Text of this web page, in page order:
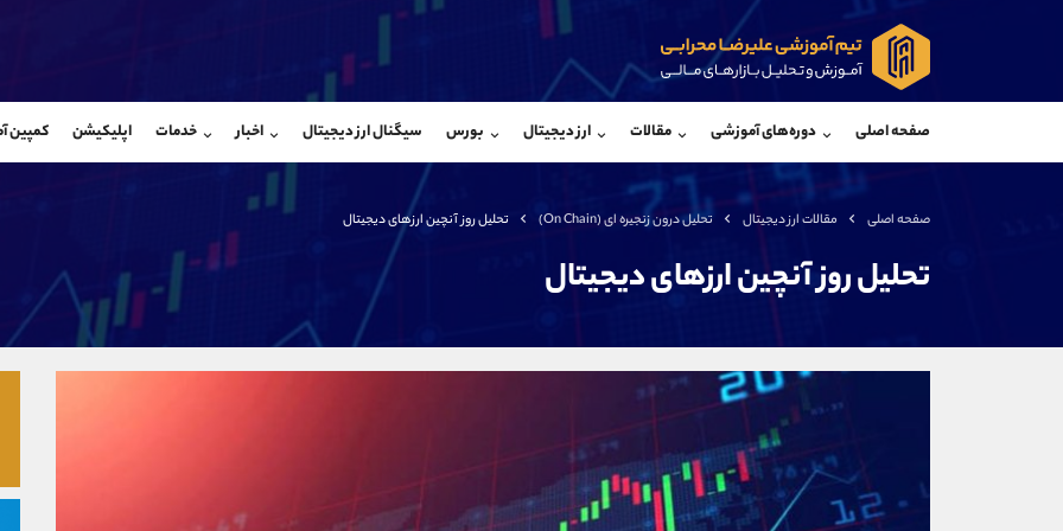
صفحه اصلی دوره‌های آموزشی مقالات ارز دیجیتال بورس سیگنال ارز دیجیتال اخبار خدمات اپلیکیشن کمپین
صفحه اصلی مقالات ارز دیجیتال تحلیل درون زنجیره ای (On Chain) تحلیل روز آنچین ارزهای دیجیتال
تحلیل روز آنچین ارزهای دیجیتال
شروع گفتگو
@Armteam_admin_104
@Armteam_admin_103
داخلی
تلفن
بدون پیش شماره
کانال بله